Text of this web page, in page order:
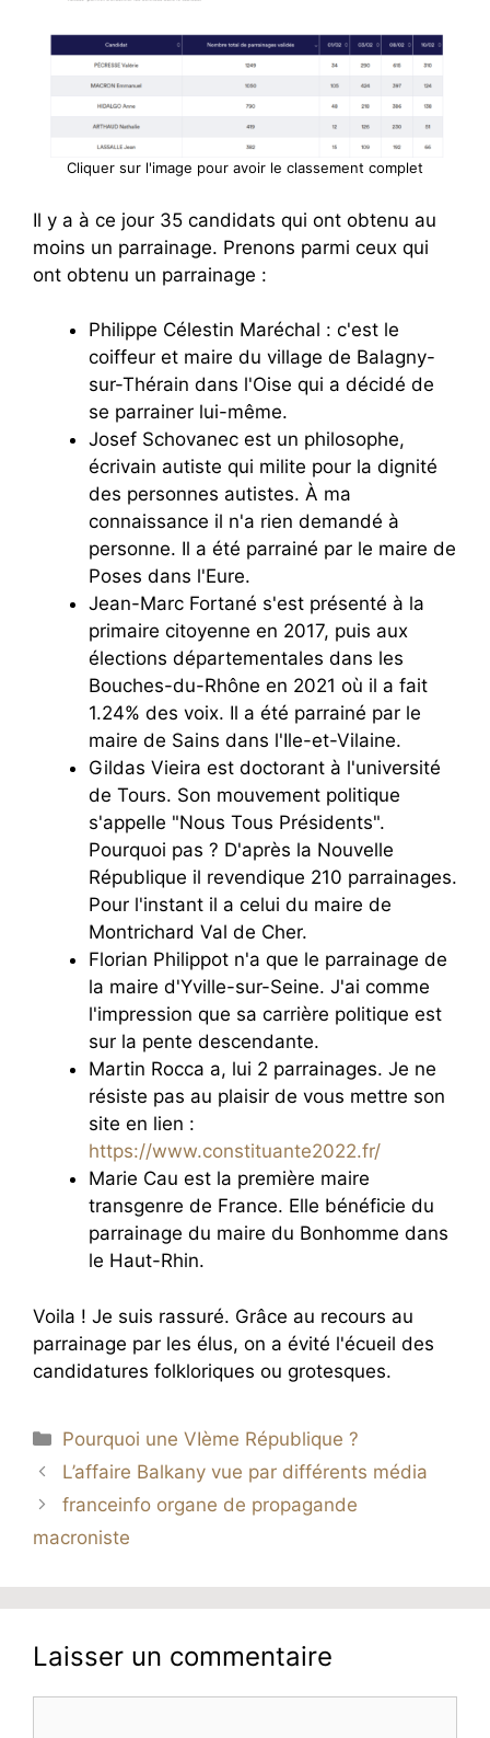
Cliquer sur l'image pour avoir le classement complet
Il y a à ce jour 35 candidats qui ont obtenu au
moins un parrainage. Prenons parmi ceux qui
ont obtenu un parrainage :
Philippe Célestin Maréchal : c'est le
coiffeur et maire du village de Balagny-
sur-Thérain dans l'Oise qui a décidé de
se parrainer lui-même.
Josef Schovanec est un philosophe,
écrivain autiste qui milite pour la dignité
des personnes autistes. À ma
connaissance il n'a rien demandé à
personne. Il a été parrainé par le maire de
Poses dans l'Eure.
Jean-Marc Fortané s'est présenté à la
primaire citoyenne en 2017, puis aux
élections départementales dans les
Bouches-du-Rhône en 2021 où il a fait
1.24% des voix. Il a été parrainé par le
maire de Sains dans l'Ile-et-Vilaine.
Gildas Vieira est doctorant à l'université
de Tours. Son mouvement politique
s'appelle "Nous Tous Présidents".
Pourquoi pas ? D'après la Nouvelle
République il revendique 210 parrainages.
Pour l'instant il a celui du maire de
Montrichard Val de Cher.
Florian Philippot n'a que le parrainage de
la maire d'Yville-sur-Seine. J'ai comme
l'impression que sa carrière politique est
sur la pente descendante.
Martin Rocca a, lui 2 parrainages. Je ne
résiste pas au plaisir de vous mettre son
site en lien :
https://www.constituante2022.fr/
Marie Cau est la première maire
transgenre de France. Elle bénéficie du
parrainage du maire du Bonhomme dans
le Haut-Rhin.
Voila ! Je suis rassuré. Grâce au recours au
parrainage par les élus, on a évité l'écueil des
candidatures folkloriques ou grotesques.
Catégories
Pourquoi une VIème République ?
L’affaire Balkany vue par différents média
franceinfo organe de propagande
macroniste
Laisser un commentaire